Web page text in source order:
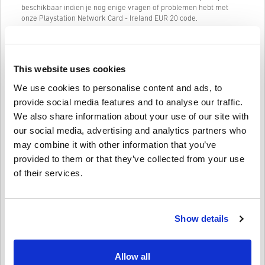
This website uses cookies
We use cookies to personalise content and ads, to
provide social media features and to analyse our traffic.
We also share information about your use of our site with
our social media, advertising and analytics partners who
may combine it with other information that you’ve
provided to them or that they’ve collected from your use
of their services.
Show details
Allow all
beschikbaar indien je nog enige vragen of problemen hebt met
onze Playstation Network Card - Ireland EUR 20 code.
formulieren of enquêtes die je hoeft in de vullen. Slechts je email
Playstation Network Card - Ireland EUR 20 van livecards.net zo snel
Hoe het werkt op Livecards.net
Nieuw op Livecards.net? Digitale codes kopen is snel en makkelijk:
Voorwaarden
Pre-orderproducten zullen op de aangegeven
Aankopen voor commercieel gebruik worden niet
Als je enige problemen met een aankoop ondervindt, meld